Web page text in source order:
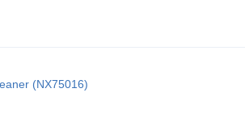
(NX75016)